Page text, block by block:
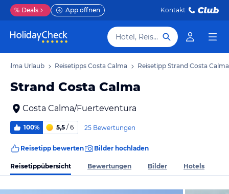
% Deals App öffnen Kontakt
Hotel, Reiseziel
Calma Urlaub Reisetipps Costa Calma Reisetipp Strand Costa Calma
Strand Costa Calma
Costa Calma/Fuerteventura
100% 5,5 / 6 25 Bewertungen
Reisetipp bewerten Bilder hochladen
Reisetippübersicht Bewertungen Bilder Hotels